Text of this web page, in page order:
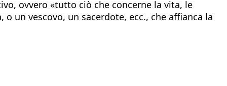
ovvero «tutto ciò che concerne la vita, le
un vescovo, un sacerdote, ecc., che affianca la